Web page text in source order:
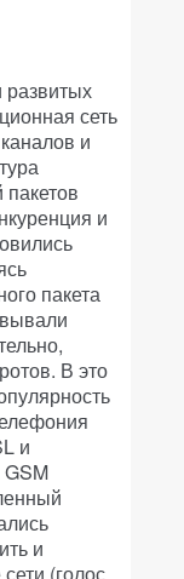
развитых
сеть
и
и
пакета
В это
и
и